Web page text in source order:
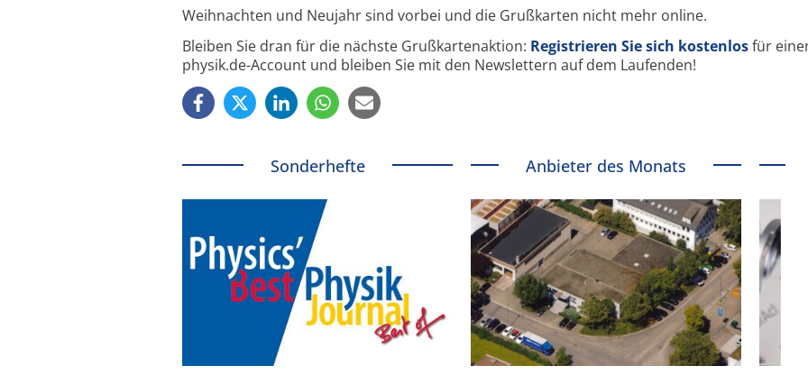
Weihnachten und Neujahr sind vorbei und die Grußkarten nicht mehr online.
Bleiben Sie dran für die nächste Grußkartenaktion: Registrieren Sie sich kostenlosfür
physik.de-Account und bleiben Sie mit den Newslettern auf dem Laufenden!
Sonderhefte Anbieter des Monats